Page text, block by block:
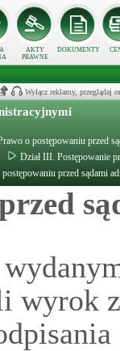
AKTY
PRAWNE
DOKUMENTY
Wyłącz reklamy, przeglądaj
o postępowaniu przed
Dział III. Postępowanie
przed sądami
wyrok